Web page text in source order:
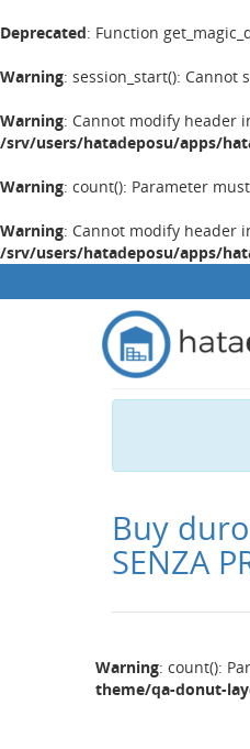
Deprecated: Function
Warning: session_start():
Warning: Cannot modify header
/srv/users/hatadeposu/apps/
Warning: count(): Parameter
Warning: Cannot modify header
/srv/users/hatadeposu/apps/
Buy
SENZA
Warning: count():
theme/qa-donut-